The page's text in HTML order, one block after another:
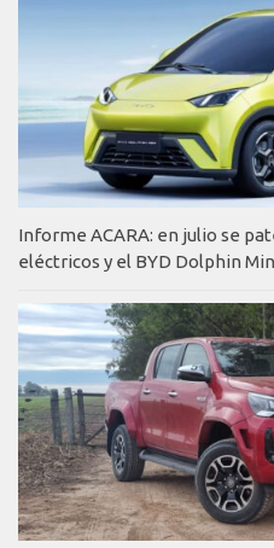
Informe ACARA: en julio se
eléctricos y el BYD Dolphin